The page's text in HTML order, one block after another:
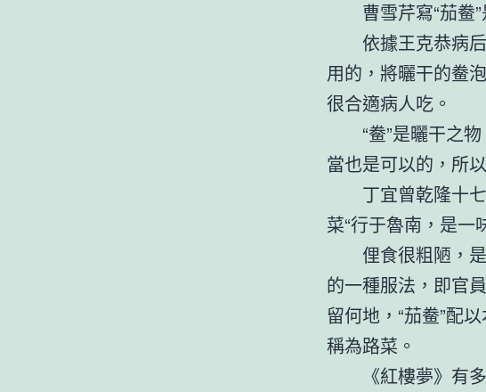
曹雪芹寫“茄鲞
依據王克恭病
用的，將曬干的鲞
很合適病人吃。
“鲞”是曬干之
當也是可以的，所
丁宜曾乾隆十
菜“行于魯南，是一
俚食很粗陋，
的一種服法，即官
留何地，“茄鲞”配
稱為路菜。
《紅樓夢》有